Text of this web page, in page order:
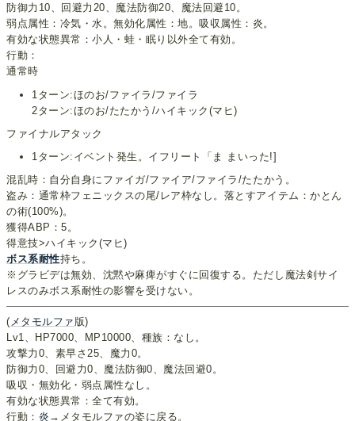
防御力10、回避力20、魔法防御20、魔法回避10。
弱点属性：冷気・水。無効化属性：地。吸収属性：炎。
有効な状態異常：小人・蛙・眠り以外全て有効。
行動：
通常時
1ターン:ほのお/ファイラ/ファイラ
2ターン:ほのお/たたかう/ハイキック(マヒ)
ファイナルアタック
1ターン:イベント発生。イフリート「ま まいった!]
混乱時：自分自身にファイガ/ファイア/ファイラ/たたかう。
盗み：通常枠フェニックスの尾/レア枠なし。落とすアイテム：かとん
の術(100%)。
獲得ABP：5。
得意技>ハイキック(マヒ)
ボス系耐性持ち。
※グラビデは無効、沈黙や麻痺がすぐに回復する。ただし魔法剣サイ
レスのみボス系耐性の影響を受けない。
( メタモルファ 版)
Lv1、HP7000、MP10000、種族：なし。
攻撃力0、素早さ25、魔力0。
防御力0、回避力0、魔法防御0、魔法回避0。
吸収・無効化・弱点属性なし。
有効な状態異常：全て有効。
行動： 炎 →メタモルファの姿に戻る。